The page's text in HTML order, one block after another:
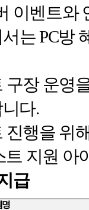
이벤트와
는PC방
구장 운영
다.
진행을 위
트 지원 아
급
명